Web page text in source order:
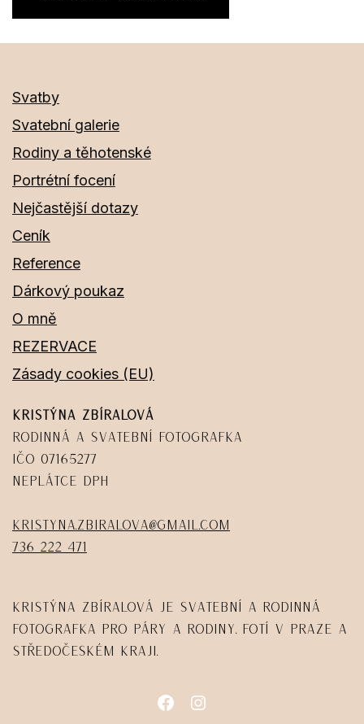
Svatby
Svatební galerie
Rodiny a těhotenské
Portrétní focení
Nejčastější dotazy
Ceník
Reference
Dárkový poukaz
O mně
REZERVACE
Zásady cookies (EU)
Kristýna Zbíralová
Rodinná a svatební fotografka
IČO 07165277
Neplátce DPH
kristyna.zbiralova@gmail.com
736 222 471
Kristýna Zbíralová je svatební a rodinná
fotografka pro páry a rodiny. Fotí v Praze a
Středočeském kraji.